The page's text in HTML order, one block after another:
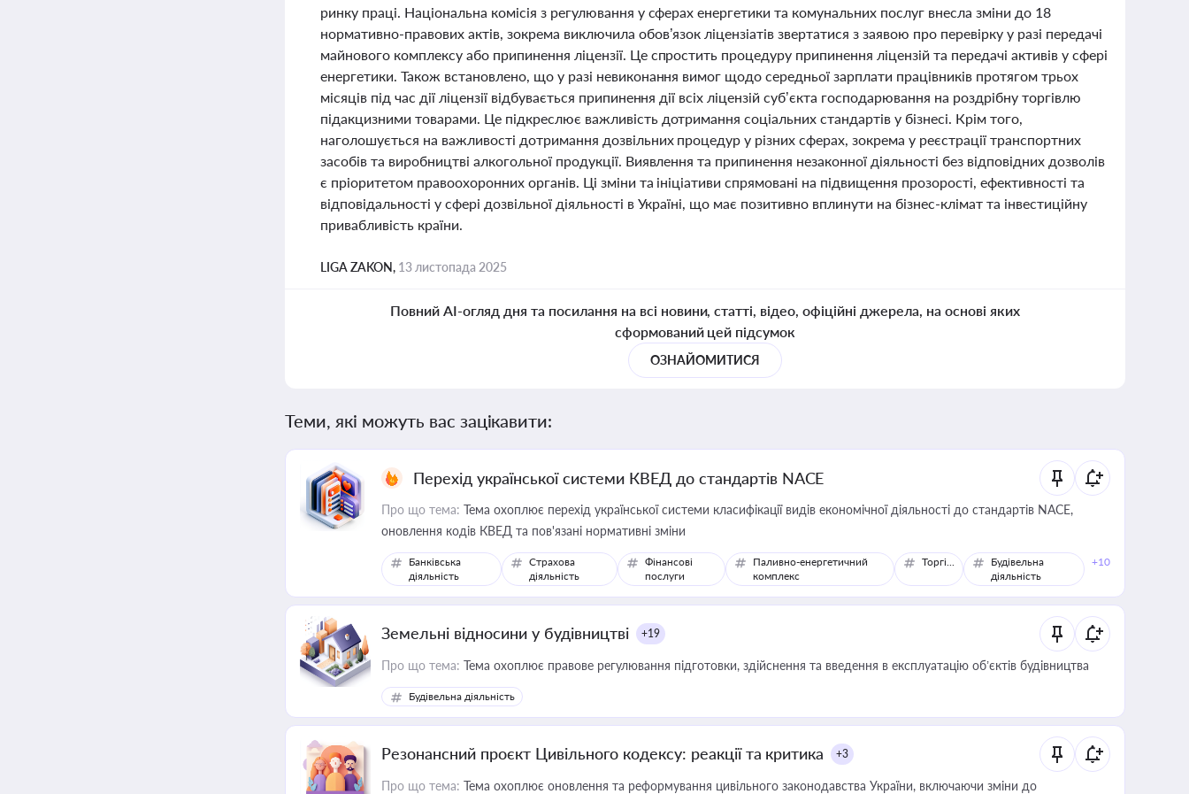
ринку праці. Національна комісія з регулювання у сферах енергетики та комунальних послуг внесла зміни до 18
нормативно-правових актів, зокрема виключила обов’язок ліцензіатів звертатися з заявою про перевірку у разі передачі
майнового комплексу або припинення ліцензії. Це спростить процедуру припинення ліцензій та передачі активів у сфері
енергетики. Також встановлено, що у разі невиконання вимог щодо середньої зарплати працівників протягом трьох
місяців під час дії ліцензії відбувається припинення дії всіх ліцензій суб’єкта господарювання на роздрібну торгівлю
підакцизними товарами. Це підкреслює важливість дотримання соціальних стандартів у бізнесі. Крім того,
наголошується на важливості дотримання дозвільних процедур у різних сферах, зокрема у реєстрації транспортних
засобів та виробництві алкогольної продукції. Виявлення та припинення незаконної діяльності без відповідних дозволів
є пріоритетом правоохоронних органів. Ці зміни та ініціативи спрямовані на підвищення прозорості, ефективності та
відповідальності у сфері дозвільної діяльності в Україні, що має позитивно вплинути на бізнес-клімат та інвестиційну
привабливість країни.
LIGA ZAKON, 13 листопада 2025
Повний AI-огляд дня та посилання на всі новини, статті, відео, офіційні джерела, на основі яких
сформований цей підсумок
ОЗНАЙОМИТИСЯ
Теми, які можуть вас зацікавити:
Перехід української системи КВЕД до стандартів NACE
Про що тема: Тема охоплює перехід української системи класифікації видів економічної діяльності до стандартів NACE,
оновлення кодів КВЕД та пов'язані нормативні зміни
Банківська
діяльність
Страхова
діяльність
Фінансові
послуги
Паливно-енергетичний
комплекс
Торгівля
Будівельна
діяльність
+10
Земельні відносини у будівництві +19
Про що тема: Тема охоплює правове регулювання підготовки, здійснення та введення в експлуатацію об’єктів будівництва
Будівельна діяльність
Резонансний проєкт Цивільного кодексу: реакції та критика +3
Про що тема: Тема охоплює оновлення та реформування цивільного законодавства України, включаючи зміни до